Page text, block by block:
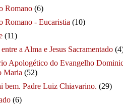
Romano (6)
Romano - Eucaristia (10)
(11)
a Alma e Jesus Sacramentado
Apologético do Evangelho
Maria (52)
bem. Padre Luiz Chiavarino. (29)
(6)